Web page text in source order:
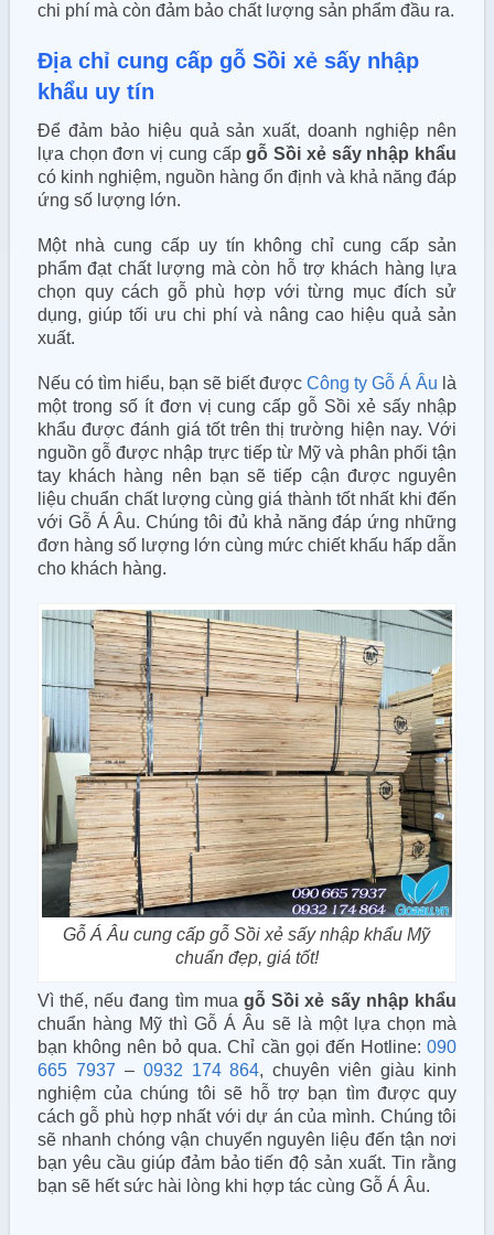
chi phí mà còn đảm bảo chất lượng sản phẩm đầu ra.
Địa chỉ cung cấp gỗ Sồi xẻ sấy nhập
khẩu uy tín
Để đảm bảo hiệu quả sản xuất, doanh nghiệp nên
lựa chọn đơn vị cung cấpgỗ Sồi xẻ sấy nhập khẩu
có kinh nghiệm, nguồn hàng ổn định và khả năng đáp
ứng số lượng lớn.
Một nhà cung cấp uy tín không chỉ cung cấp sản
phẩm đạt chất lượng mà còn hỗ trợ khách hàng lựa
chọn quy cách gỗ phù hợp với từng mục đích sử
dụng, giúp tối ưu chi phí và nâng cao hiệu quả sản
xuất.
Nếu có tìm hiểu, bạn sẽ biết đượcCông ty Gỗ Á Âu là
một trong số ít đơn vị cung cấp gỗ Sồi xẻ sấy nhập
khẩu được đánh giá tốt trên thị trường hiện nay. Với
nguồn gỗ được nhập trực tiếp từ Mỹ và phân phối tận
tay khách hàng nên bạn sẽ tiếp cận được nguyên
liệu chuẩn chất lượng cùng giá thành tốt nhất khi đến
với Gỗ Á Âu. Chúng tôi đủ khả năng đáp ứng những
đơn hàng số lượng lớn cùng mức chiết khấu hấp dẫn
cho khách hàng.
Gỗ Á Âu cung cấp gỗ Sồi xẻ sấy nhập khẩu Mỹ
chuẩn đẹp, giá tốt!
Vì thế, nếu đang tìm muagỗ Sồi xẻ sấy nhập khẩu
chuẩn hàng Mỹ thì Gỗ Á Âu sẽ là một lựa chọn mà
bạn không nên bỏ qua. Chỉ cần gọi đến Hotline:090
665 7937 – 0932 174 864, chuyên viên giàu kinh
nghiệm của chúng tôi sẽ hỗ trợ bạn tìm được quy
cách gỗ phù hợp nhất với dự án của mình. Chúng tôi
sẽ nhanh chóng vận chuyển nguyên liệu đến tận nơi
bạn yêu cầu giúp đảm bảo tiến độ sản xuất. Tin rằng
bạn sẽ hết sức hài lòng khi hợp tác cùng Gỗ Á Âu.